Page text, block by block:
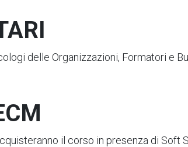
delle Organizzazioni, Formatori e
il corso in presenza di Soft